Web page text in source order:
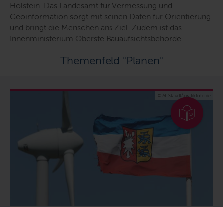
Holstein. Das Landesamt für Vermessung und
Geoinformation sorgt mit seinen Daten für Orientierung
und bringt die Menschen ans Ziel. Zudem ist das
Innenministerium Oberste Bauaufsichtsbehörde.
Themenfeld "Planen"
© M. Staudt/ grafikfoto.de